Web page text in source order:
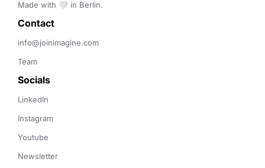
Made with 🤍 in Berlin.
Contact
info@joinimagine.com
Team
Socials
LinkedIn
Instagram
Youtube
Newsletter